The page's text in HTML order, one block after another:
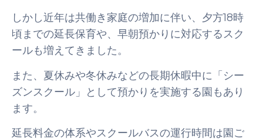
しかし近年は共働き家庭の増加に伴い、夕方18時
頃までの延長保育や、早朝預かりに対応するスク
ールも増えてきました。
また、夏休みや冬休みなどの長期休暇中に「シー
ズンスクール」として預かりを実施する園もあり
ます。
延長料金の体系やスクールバスの運行時間は園ご